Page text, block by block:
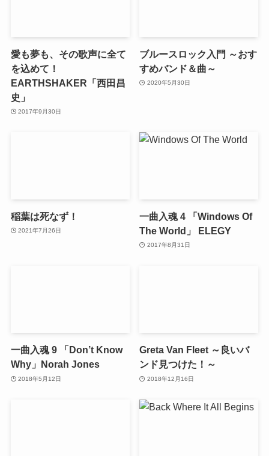
愛も夢も、その歌声に全て
を込めて！
EARTHSHAKER「西田昌
史」
2017年9月30日
ブルースロック入門 ～おす
すめバンド＆曲～
2020年5月30日
稲葉は死なず！
2021年7月26日
一曲入魂 4 「Windows Of
The World」 ELEGY
2017年8月31日
一曲入魂 9 「Don’t Know
Why」Norah Jones
2018年5月12日
Greta Van Fleet ～良いバ
ンド見つけた！～
2018年12月16日